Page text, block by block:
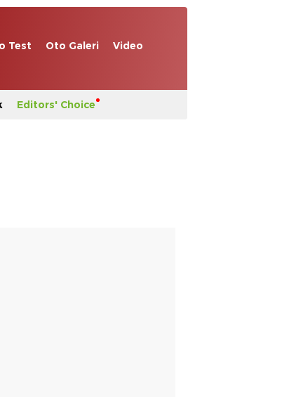
Test Oto Galeri Video
Editors' Choice